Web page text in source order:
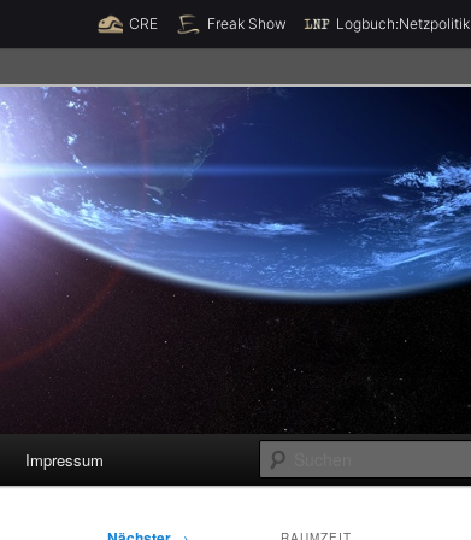
Spende jetzt!
CRE Freak Show Logbuch:Netzpolitik
Impressum